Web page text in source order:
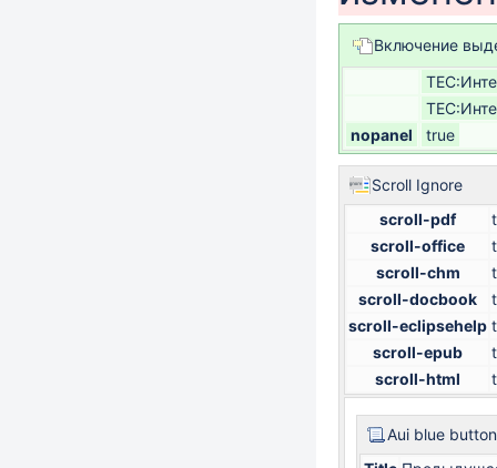
Включение
nopanel
true
Scroll Ignore
scroll-pdf
scroll-office
scroll-chm
scroll-docbook
scroll-eclipsehelp
scroll-epub
scroll-html
Aui blue button